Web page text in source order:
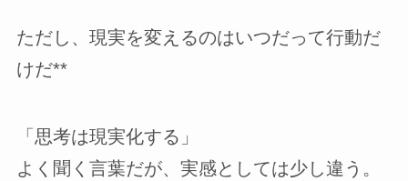
ただし、現実を変えるのはいつだって行動だ
けだ**
「思考は現実化する」
よく聞く言葉だが、実感としては少し違う。